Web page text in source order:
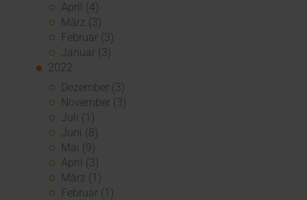
April (4)
März (3)
Februar (3)
Januar (3)
2022
Dezember (3)
November (3)
Juli (1)
Juni (8)
Mai (9)
April (3)
März (1)
Februar (1)